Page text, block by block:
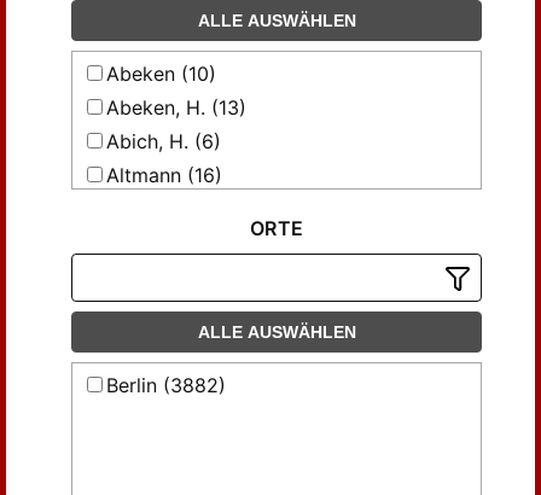
ALLE AUSWÄHLEN
Abeken (10)
Abeken, H. (13)
Abich, H. (6)
Altmann (16)
Appup, C. F; Martin, Leop. (9)
Bennigsen-Förder von (10)
Blaschke, Eduard (13)
Bleck, Wilh. (23)
ORTE
ALLE AUSWÄHLEN
Berlin (3882)